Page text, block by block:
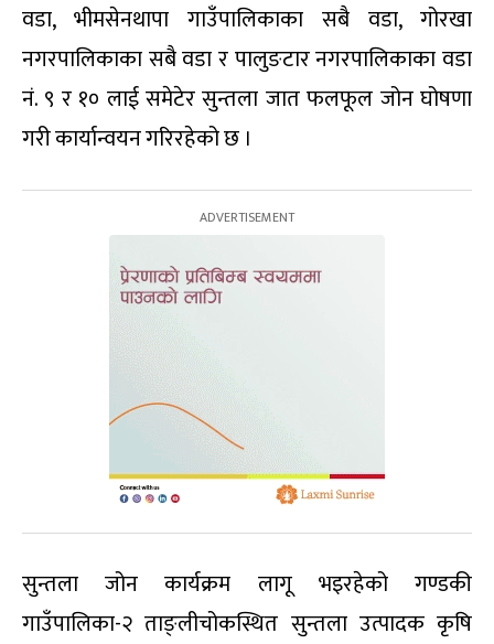
वडा, भीमसेनथापा गाउँपालिकाका सबै वडा, गोरखा
नगरपालिकाका सबै वडा र पालुङटार नगरपालिकाका वडा
नं. ९ र १० लाई समेटेर सुन्तला जात फलफूल जोन घोषणा
गरी कार्यान्वयन गरिरहेको छ ।
सुन्तला जोन कार्यक्रम लागू भइरहेको गण्डकी
गाउँपालिका-२ ताङ्लीचोकस्थित सुन्तला उत्पादक कृषि